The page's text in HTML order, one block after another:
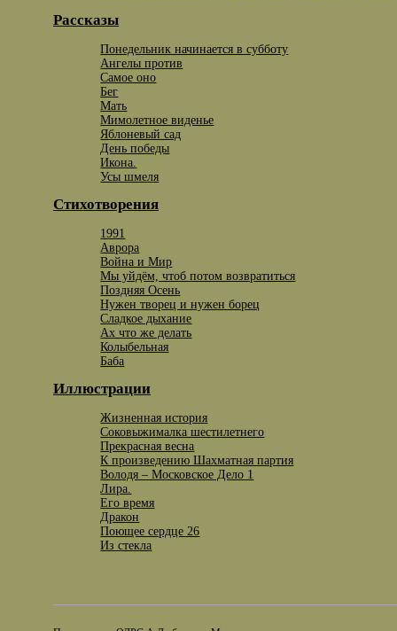
Рассказы
Понедельник начинается в субботу
Ангелы против
Самое оно
Бег
Мать
Мимолетное виденье
Яблоневый сад
День победы
Икона.
Усы шмеля
Стихотворения
1991
Аврора
Война и Мир
Мы уйдём, чтоб потом возвратиться
Поздняя Осень
Нужен творец и нужен борец
Сладкое дыхание
Ах что же делать
Колыбельная
Баба
Иллюстрации
Жизненная история
Соковыжималка шестилетнего
Прекрасная весна
К произведению Шахматная партия
Володя – Московское Дело 1
Лира.
Его время
Дракон
Поющее сердце 26
Из стекла